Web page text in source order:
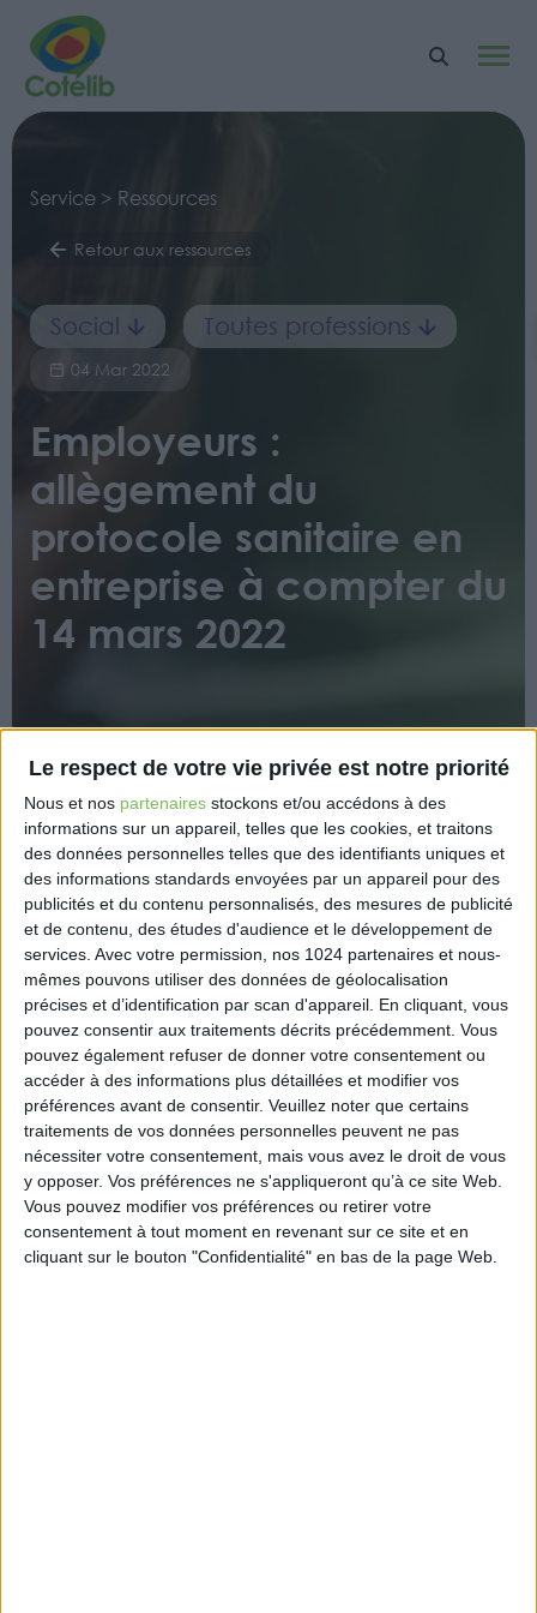
Le respect de votre vie privée est notre priorité
Nous et nos partenaires stockons et/ou accédons à des
informations sur un appareil, telles que les cookies, et traitons
des données personnelles telles que des identifiants uniques et
des informations standards envoyées par un appareil pour des
publicités et du contenu personnalisés, des mesures de publicité
et de contenu, des études d'audience et le développement de
services. Avec votre permission, nos 1024 partenaires et nous-
mêmes pouvons utiliser des données de géolocalisation
précises et d’identification par scan d'appareil. En cliquant, vous
pouvez consentir aux traitements décrits précédemment. Vous
pouvez également refuser de donner votre consentement ou
accéder à des informations plus détaillées et modifier vos
préférences avant de consentir. Veuillez noter que certains
traitements de vos données personnelles peuvent ne pas
nécessiter votre consentement, mais vous avez le droit de vous
y opposer. Vos préférences ne s'appliqueront qu’à ce site Web.
Vous pouvez modifier vos préférences ou retirer votre
consentement à tout moment en revenant sur ce site et en
cliquant sur le bouton "Confidentialité" en bas de la page Web.
Service > Ressources
Retour aux ressources
Social Toutes professions
04 Mar 2022
Employeurs :
allègement du
protocole sanitaire en
entreprise à compter du
14 mars 2022
Le Premier ministre Jean Castex a annoncé, jeudi 3
mars, la fin du port du masque en intérieur, ainsi que
la fin de l’utilisation du pass vaccinal, à partir du 14
mars. L’obligation du port du masque sera levée
notamment dans les commerces et sur les lieux de
travail. Seules exceptions : les établissements
médicaux et les transports. Par ailleurs, le pass
vaccinal ne sera plus demandé nul part, sauf à
l’entrée des établissements de santé.
https://www.francetvinfo.fr/sante/maladie/
vaccinal/restrictions-sanitaires-la-fin-du-masque-
en-interieur-et-du-pass-vaccinal-le-14-
mars_4990710.html